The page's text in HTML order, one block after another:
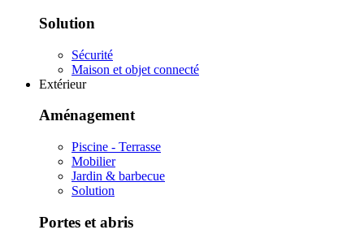
Solution
Sécurité
Maison et objet connecté
Extérieur
Aménagement
Piscine - Terrasse
Mobilier
Jardin & barbecue
Solution
Portes et abris